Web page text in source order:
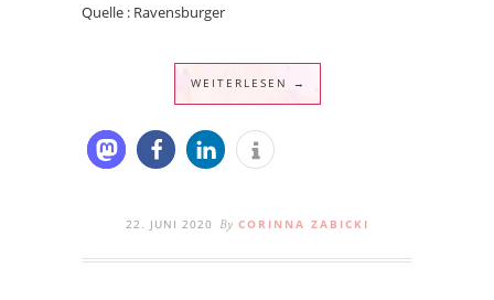
Quelle : Ravensburger
WEITERLESEN →
22. JUNI 2020 By CORINNA ZABICKI